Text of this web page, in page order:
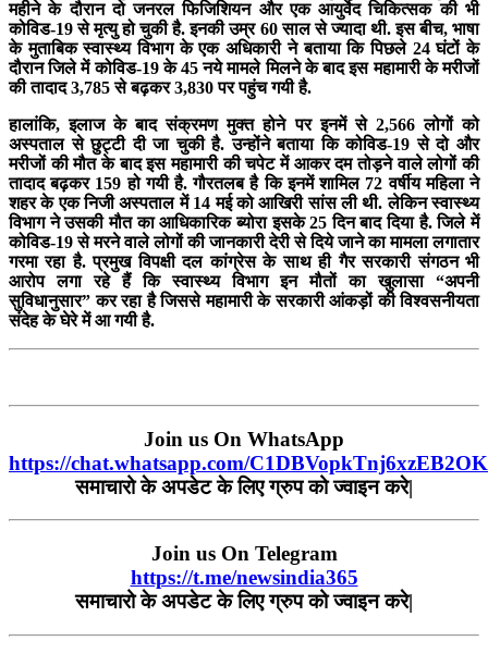
महीने के दौरान दो जनरल फिजिशियन और एक आयुर्वेद चिकित्सक की भी
कोविड-19 से मृत्यु हो चुकी है. इनकी उम्र 60 साल से ज्यादा थी. इस बीच, भाषा
के मुताबिक स्वास्थ्य विभाग के एक अधिकारी ने बताया कि पिछले 24 घंटों के
दौरान जिले में कोविड-19 के 45 नये मामले मिलने के बाद इस महामारी के मरीजों
की तादाद 3,785 से बढ़कर 3,830 पर पहुंच गयी है.
हालांकि, इलाज के बाद संक्रमण मुक्त होने पर इनमें से 2,566 लोगों को
अस्पताल से छुट्टी दी जा चुकी है. उन्होंने बताया कि कोविड-19 से दो और
मरीजों की मौत के बाद इस महामारी की चपेट में आकर दम तोड़ने वाले लोगों की
तादाद बढ़कर 159 हो गयी है. गौरतलब है कि इनमें शामिल 72 वर्षीय महिला ने
शहर के एक निजी अस्पताल में 14 मई को आखिरी सांस ली थी. लेकिन स्वास्थ्य
विभाग ने उसकी मौत का आधिकारिक ब्योरा इसके 25 दिन बाद दिया है. जिले में
कोविड-19 से मरने वाले लोगों की जानकारी देरी से दिये जाने का मामला लगातार
गरमा रहा है. प्रमुख विपक्षी दल कांग्रेस के साथ ही गैर सरकारी संगठन भी
आरोप लगा रहे हैं कि स्वास्थ्य विभाग इन मौतों का खुलासा “अपनी
सुविधानुसार” कर रहा है जिससे महामारी के सरकारी आंकड़ों की विश्वसनीयता
संदेह के घेरे में आ गयी है.
Join us On WhatsApp
https://chat.whatsapp.com/
समाचारो के अपडेट के लिए ग्रुप को ज्वाइन करे|
Join us On Telegram
https://t.me/newsindia365
समाचारोकेअपडेटकेलिएग्रुपकोज्वाइनकरे|